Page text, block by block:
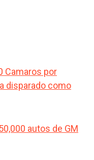
Camaros por
disparado como
autos de GM